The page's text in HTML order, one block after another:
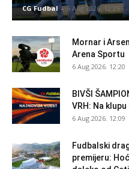
CG Fudbal - 6 Aug 2026. 12:26
Mornar i
Arena Sportu
6 Aug 2026. 12:20
BIVŠI
VRH: Na
6 Aug 2026. 12:09
Fudbalski
premijeru: